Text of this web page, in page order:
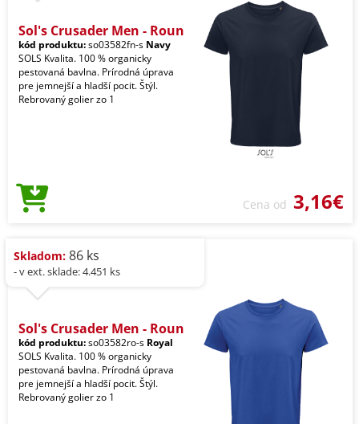
Sol's Crusader Men - Roun
kód produktu:so03582fn-s Navy
SOLS Kvalita. 100 % organicky
pestovaná bavlna. Prírodná úprava
pre jemnejší a hladší pocit. Štýl.
Rebrovaný golier zo 1
Cena od 3,16€
Skladom: 86 ks
- v ext. sklade: 4.451 ks
Sol's Crusader Men - Roun
kód produktu:so03582ro-s Royal
SOLS Kvalita. 100 % organicky
pestovaná bavlna. Prírodná úprava
pre jemnejší a hladší pocit. Štýl.
Rebrovaný golier zo 1